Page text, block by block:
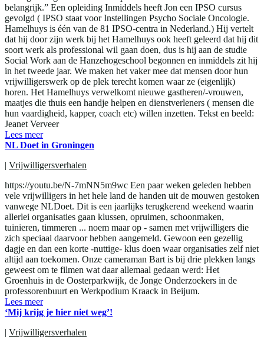
belangrijk.” Een opleiding Inmiddels heeft Jon een IPSO cursus
gevolgd ( IPSO staat voor Instellingen Psycho Sociale Oncologie.
Hamelhuys is één van de 81 IPSO-centra in Nederland.) Hij vertelt
dat hij door zijn werk bij het Hamelhuys ook heeft geleerd dat hij dit
soort werk als professional wil gaan doen, dus is hij aan de studie
Social Work aan de Hanzehogeschool begonnen en inmiddels zit hij
in het tweede jaar. We maken het vaker mee dat mensen door hun
vrijwilligerswerk op de plek terecht komen waar ze (eigenlijk)
horen. Het Hamelhuys verwelkomt nieuwe gastheren/-vrouwen,
maatjes die thuis een handje helpen en dienstverleners ( mensen die
hun vaardigheid, kapper, coach etc) willen inzetten. Tekst en beeld:
Jeanet Verveer
Lees meer
NL Doet in Groningen
| Vrijwilligersverhalen
https://youtu.be/N-7mNN5m9wc Een paar weken geleden hebben
vele vrijwilligers in het hele land de handen uit de mouwen gestoken
vanwege NLDoet. Dit is een jaarlijks terugkerend weekend waarin
allerlei organisaties gaan klussen, opruimen, schoonmaken,
tuinieren, timmeren ... noem maar op - samen met vrijwilligers die
zich speciaal daarvoor hebben aangemeld. Gewoon een gezellig
dagje en dan een korte -nuttige- klus doen waar organisaties zelf niet
altijd aan toekomen. Onze cameraman Bart is bij drie plekken langs
geweest om te filmen wat daar allemaal gedaan werd: Het
Groenhuis in de Oosterparkwijk, de Jonge Onderzoekers in de
professorenbuurt en Werkpodium Kraack in Beijum.
Lees meer
‘Mij krijg je hier niet weg’!
| Vrijwilligersverhalen